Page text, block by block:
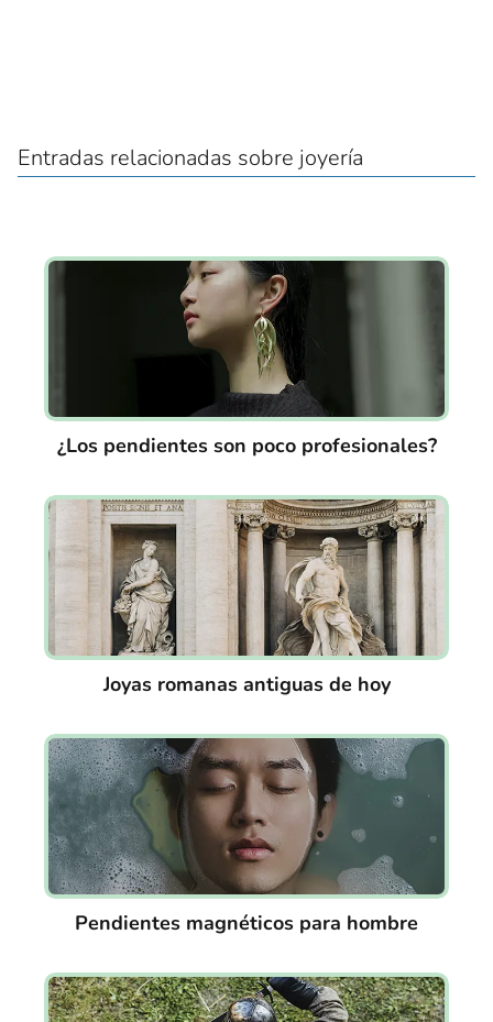
Entradas relacionadas sobre joyería
¿Los pendientes son poco profesionales?
Joyas romanas antiguas de hoy
Pendientes magnéticos para hombre